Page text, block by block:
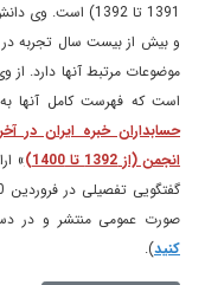
1391 تا 1392) است.
و بیش از بیست سال تجربه در
موضوعات مرتبط آنها دارد. از
است که فهرست کامل آنها به
حسابداران خبره ایران در
انجمن (از 1392 تا 1400)
»
صورت عمومی منتشر و در
کنید).